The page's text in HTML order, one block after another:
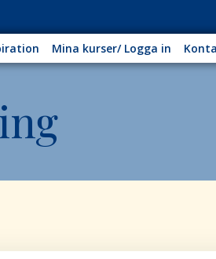
Mina kurser/ Logga in